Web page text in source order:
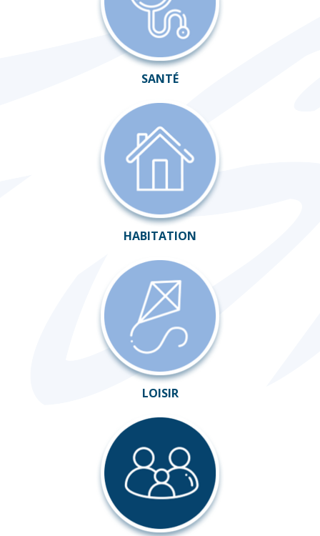
SANTÉ
HABITATION
LOISIR